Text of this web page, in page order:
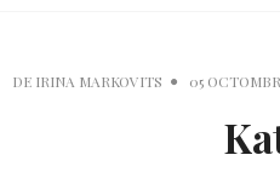
DE IRINA MARKOVITS 05